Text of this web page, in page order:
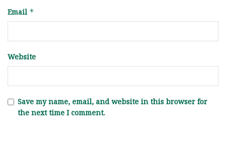
Email *
Website
Save my name, email, and website in this browser for
the next time I comment.